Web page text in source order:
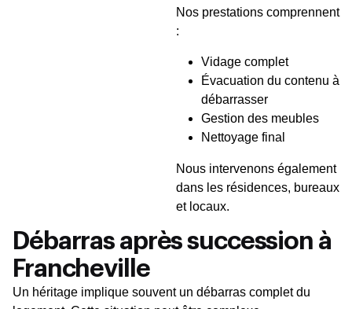
Nos prestations comprennent
:
Vidage complet
Évacuation du contenu à
débarrasser
Gestion des meubles
Nettoyage final
Nous intervenons également
dans les résidences, bureaux
et locaux.
Débarras après succession à
Francheville
Un héritage implique souvent un débarras complet du